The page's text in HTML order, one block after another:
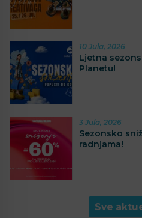
10 Jula, 2026
Ljetna
Planetu!
3 Jula, 2026
Sezonsko
radnjama!
Sve